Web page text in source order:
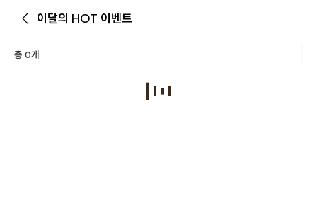
이달의 HOT 이벤트
총 0개